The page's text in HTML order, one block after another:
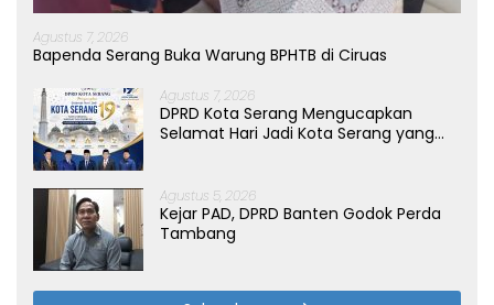
Agustus 7, 2026
Bapenda Serang Buka Warung BPHTB di Ciruas
Agustus 7, 2026
DPRD Kota Serang Mengucapkan
Selamat Hari Jadi Kota Serang yang
Agustus 5, 2026
Kejar PAD, DPRD Banten Godok Perda
Tambang